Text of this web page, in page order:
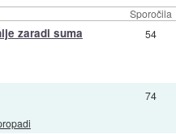
Sporočila
zaradi suma 54
74